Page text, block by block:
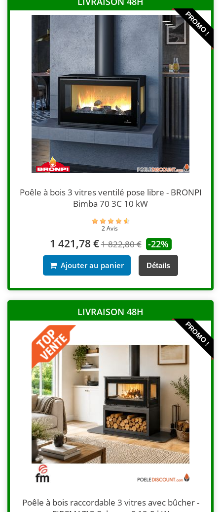
PROMO !
Poêle à bois 3 vitres ventilé pose libre - BRONPI
Bimba 70 3C 10 kW
2 Avis
1 421,78 €1 822,80 € -22%
Ajouter au panier Détails
LIVRAISON 48H
PROMO !
Poêle à bois raccordable 3 vitres avec bûcher -